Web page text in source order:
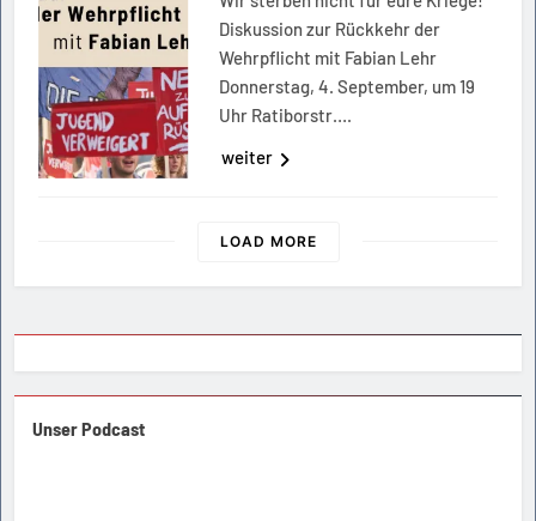
Diskussion zur Rückkehr der
Wehrpflicht mit Fabian Lehr
Donnerstag, 4. September, um 19
Uhr Ratiborstr….
weiter
LOAD MORE
Unser Podcast